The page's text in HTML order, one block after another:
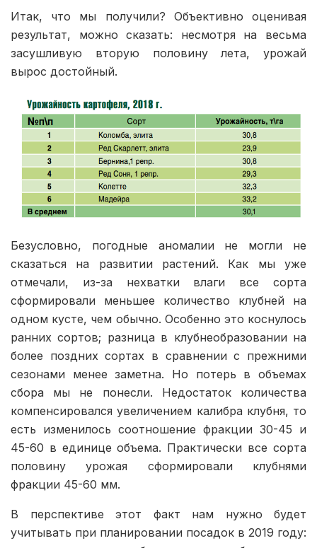
Итак, что мы получили? Объективно оценивая
результат, можно сказать: несмотря на весьма
засушливую вторую половину лета, урожай
вырос достойный.
Безусловно, погодные аномалии не могли не
сказаться на развитии растений. Как мы уже
отмечали, из-за нехватки влаги все сорта
сформировали меньшее количество клубней на
одном кусте, чем обычно. Особенно это коснулось
ранних сортов; разница в клубнеобразовании на
более поздних сортах в сравнении с прежними
сезонами менее заметна. Но потерь в объемах
сбора мы не понесли. Недостаток количества
компенсировался увеличением калибра клубня, то
есть изменилось соотношение фракции 30-45 и
45-60 в единице объема. Практически все сорта
половину урожая сформировали клубнями
фракции 45-60 мм.
В перспективе этот факт нам нужно будет
учитывать при планировании посадок в 2019 году: